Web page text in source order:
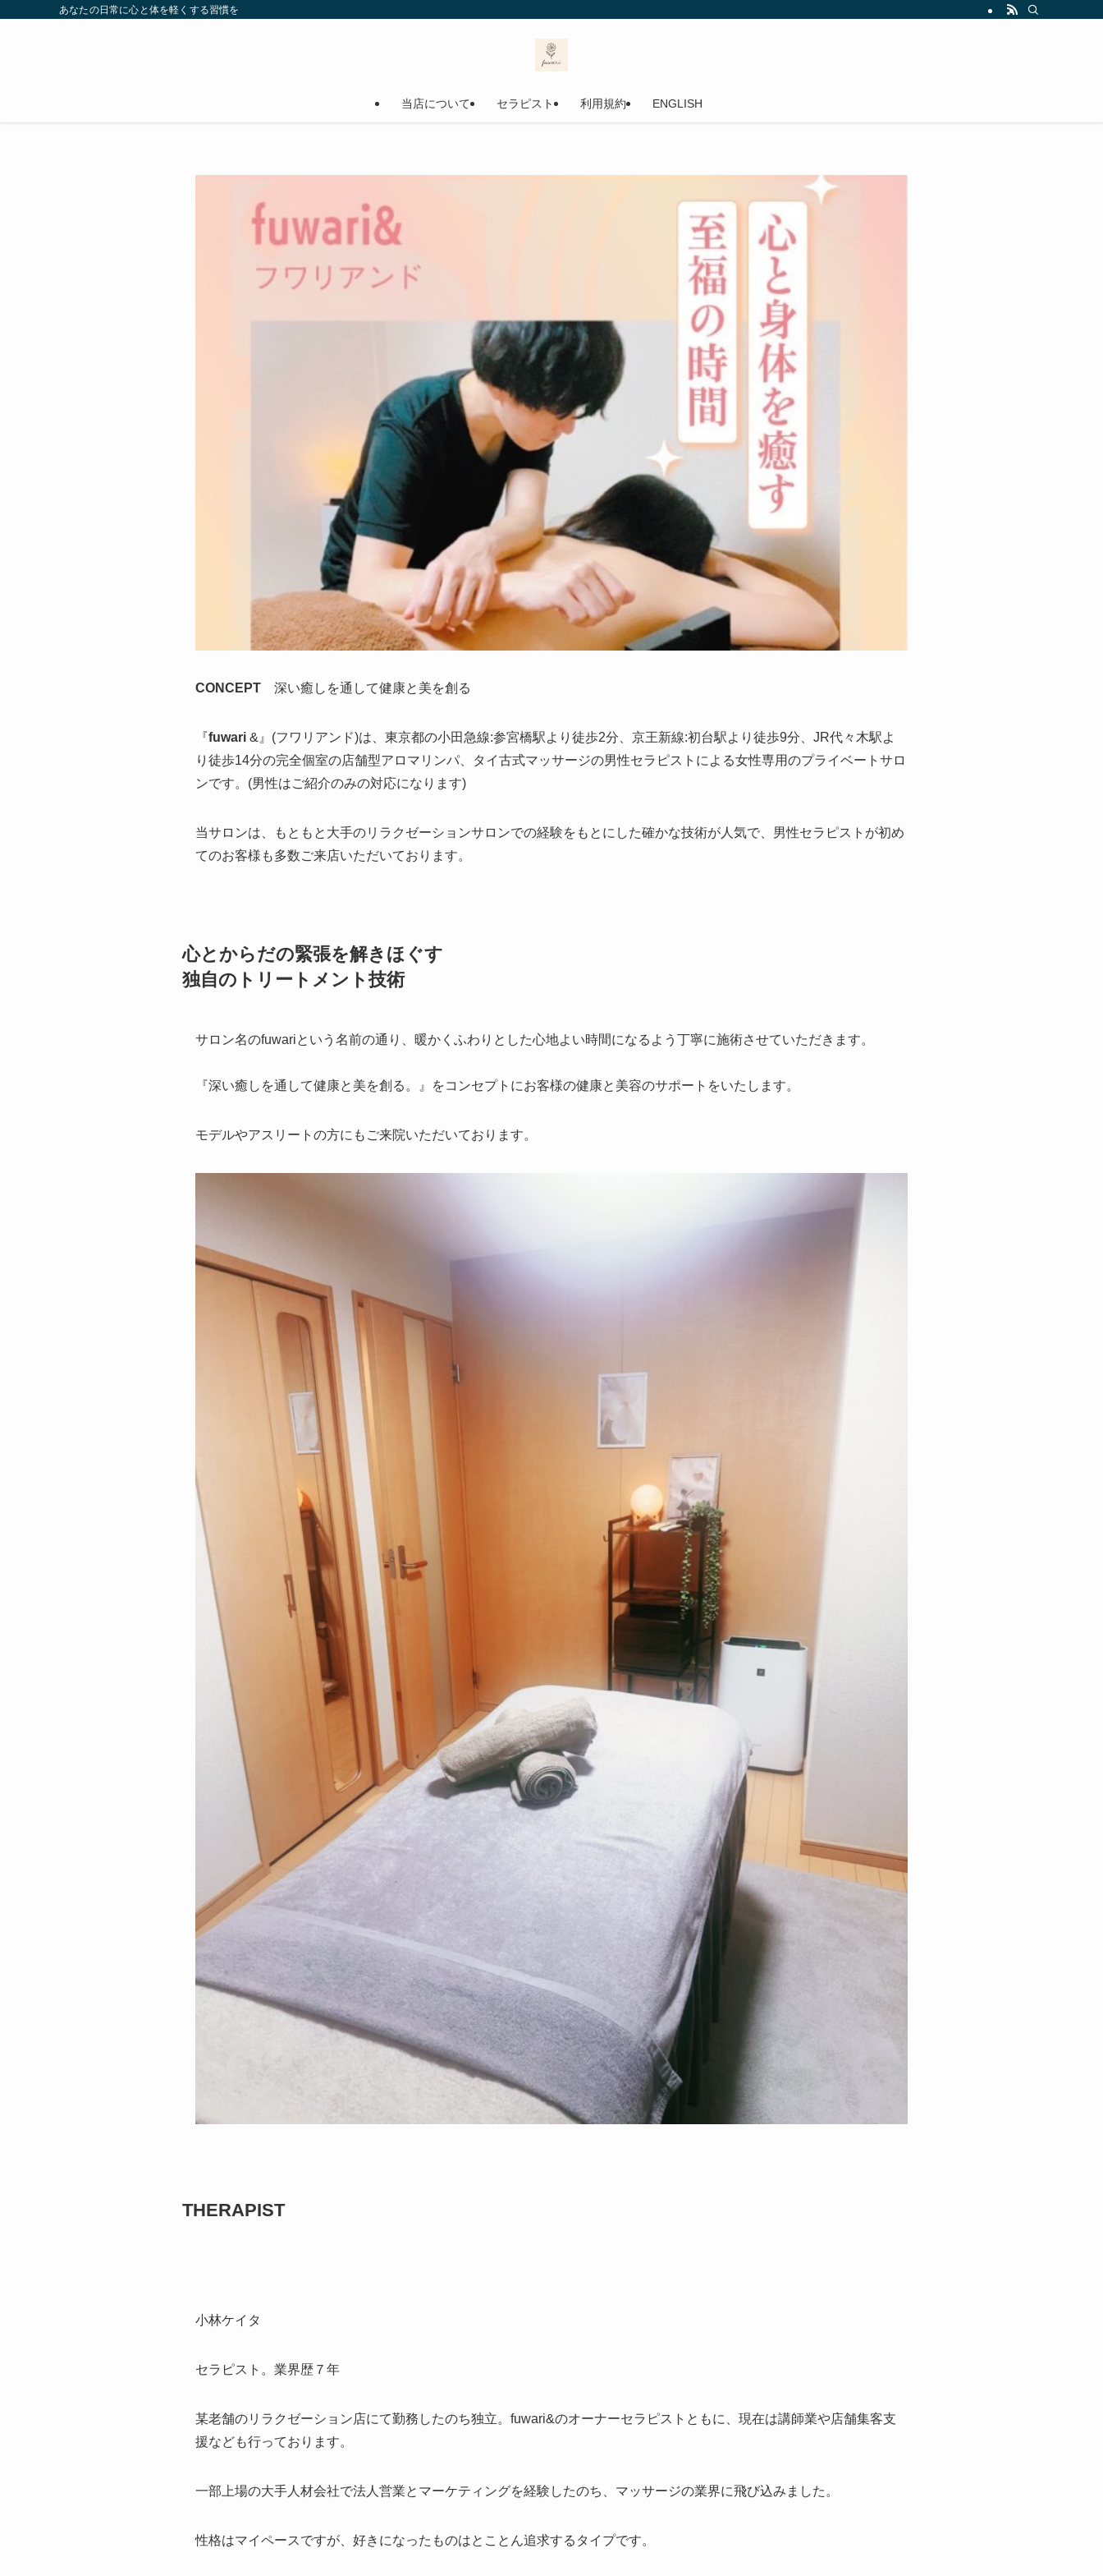
あなたの日常に心と体を軽くする習慣を
当店について セラピスト 利用規約 ENGLISH
CONCEPT 深い癒しを通して健康と美を創る
『fuwari &』(フワリアンド)は、東京都の小田急線:参宮橋駅より徒歩2分、京王新線:初台駅より徒歩9分、JR代々木駅よ
り徒歩14分の完全個室の店舗型アロマリンパ、タイ古式マッサージの男性セラピストによる女性専用のプライベートサロ
ンです。(男性はご紹介のみの対応になります)
当サロンは、もともと大手のリラクゼーションサロンでの経験をもとにした確かな技術が人気で、男性セラピストが初め
てのお客様も多数ご来店いただいております。
心とからだの緊張を解きほぐす
独自のトリートメント技術
サロン名のfuwariという名前の通り、暖かくふわりとした心地よい時間になるよう丁寧に施術させていただきます。
『深い癒しを通して健康と美を創る。』をコンセプトにお客様の健康と美容のサポートをいたします。
モデルやアスリートの方にもご来院いただいております。
THERAPIST
小林ケイタ
セラピスト。業界歴７年
某老舗のリラクゼーション店にて勤務したのち独立。fuwari&のオーナーセラピストともに、現在は講師業や店舗集客支
援なども行っております。
一部上場の大手人材会社で法人営業とマーケティングを経験したのち、マッサージの業界に飛び込みました。
性格はマイペースですが、好きになったものはとことん追求するタイプです。